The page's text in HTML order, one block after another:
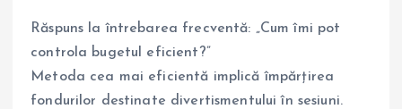
Răspuns la întrebarea frecventă: „Cum îmi pot
controla bugetul eficient?”
Metoda cea mai eficientă implică împărțirea
fondurilor destinate divertismentului în sesiuni.